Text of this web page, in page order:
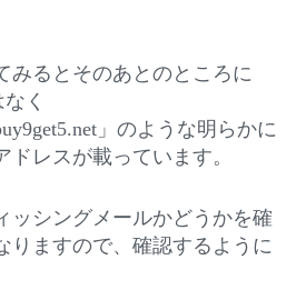
みるとそのあとのところに
く
」のような明らかに
ドレスが載っています。
ッシングメールかどうかを確
りますので、確認するように